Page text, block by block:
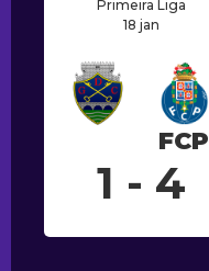
Primeira Liga
18 jan
FCP
1 - 4